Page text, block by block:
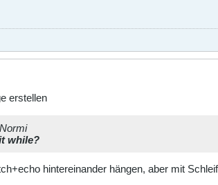
erstellen
while?
hintereinander hängen, aber mit